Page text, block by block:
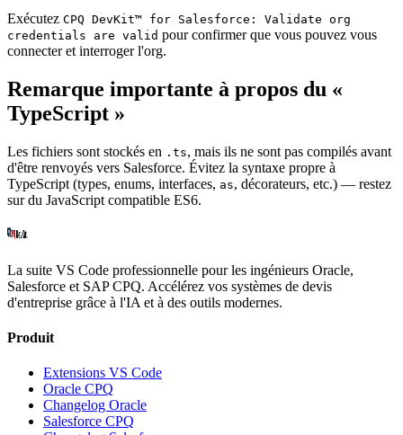
Exécutez CPQ DevKit™ for Salesforce: Validate org
credentials are valid pour confirmer que vous pouvez vous
connecter et interroger l'org.
Remarque importante à propos du «
TypeScript »
Les fichiers sont stockés en .ts, mais ils ne sont pas compilés avant
d'être renvoyés vers Salesforce. Évitez la syntaxe propre à
TypeScript (types, enums, interfaces, as, décorateurs, etc.) — restez
sur du JavaScript compatible ES6.
La suite VS Code professionnelle pour les ingénieurs Oracle,
Salesforce et SAP CPQ. Accélérez vos systèmes de devis
d'entreprise grâce à l'IA et à des outils modernes.
Produit
Extensions VS Code
Oracle CPQ
Changelog Oracle
Salesforce CPQ